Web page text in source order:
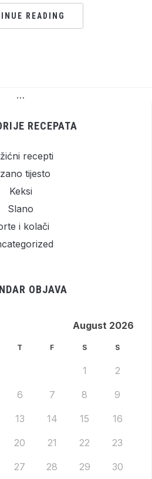
READING
…
RECEPATA
recepti
tijesto
Keksi
Slano
i kolači
OBJAVA
August 2026
T F S S
1 2
6 7 8 9
13 14 15 16
20 21 22 23
27 28 29 30